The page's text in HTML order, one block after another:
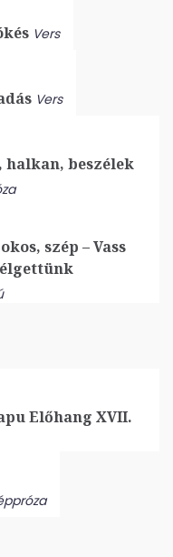
Vers
Vers
halkan, beszélek
szép – Vass
Előhang XVII.